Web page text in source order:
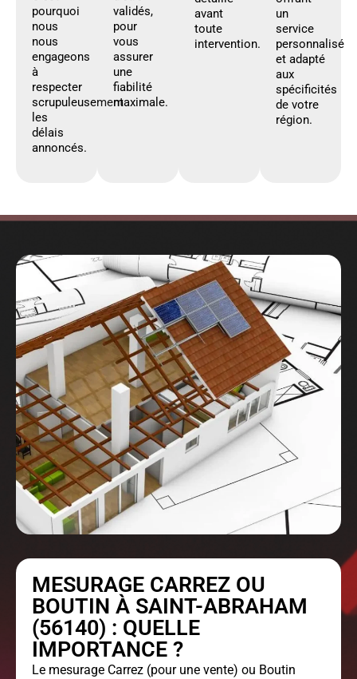
pourquoi
nous
nous
engageons
à
respecter
scrupuleusement
les
délais
annoncés.
validés,
pour
vous
assurer
une
fiabilité
maximale.
avant
toute
intervention.
un
service
personnalisé
et adapté
aux
spécificités
de votre
région.
MESURAGE CARREZ OU
BOUTIN À SAINT-ABRAHAM
(56140) : QUELLE
IMPORTANCE ?
Le mesurage Carrez (pour une vente) ou Boutin